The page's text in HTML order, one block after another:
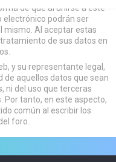
de que al unirse a este
electrónico podrán ser
mismo. Al aceptar estas
de sus datos en
y su representante legal,
de aquellos datos que sean
ni del uso que terceras
Por tanto, en este aspecto,
común al escribir los
foro.